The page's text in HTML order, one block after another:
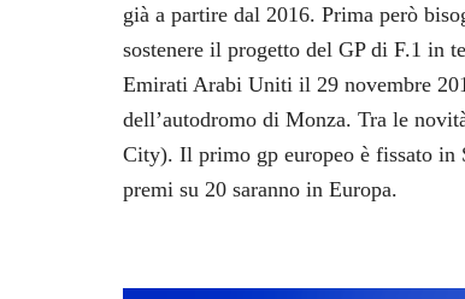
già a partire dal 2016. Prima però
sostenere il progetto del GP di F.1 in
Emirati Arabi Uniti il 29 novembre
dell’autodromo di Monza. Tra le
City). Il primo gp europeo è fissato in
premi su 20 saranno in Europa.